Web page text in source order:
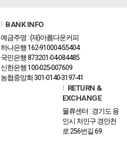
BANK INFO
예금주명 : (재)아름다운커피
하나은행 162-910004-55404
국민은행 873201-04-084485
신한은행 100-025-007609
농협중앙회 301-0140-3197-41
RETURN &
EXCHANGE
물류센터 : 경기도 용
인시 처인구 경안천
로 256번길 69